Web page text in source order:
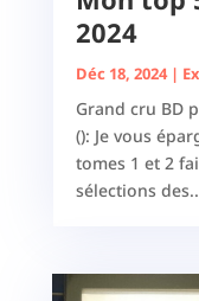
2024
Déc 18, 2024|
Grand cru BD
(): Je vous
tomes 1 et 2
sélections